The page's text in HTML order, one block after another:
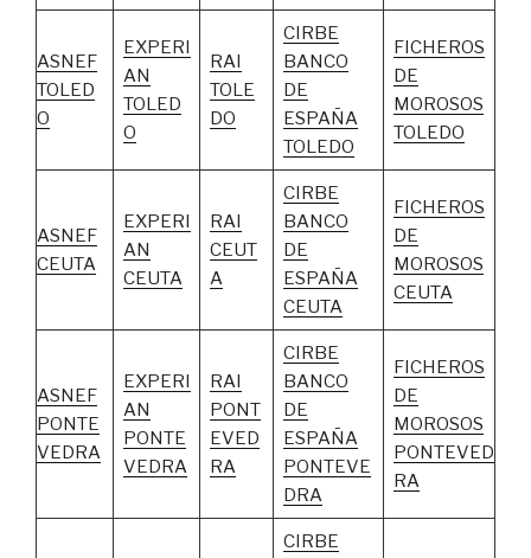
ASNEF
TOLED
O
EXPERI
AN
TOLED
O
RAI
TOLE
DO
CIRBE
BANCO
DE
ESPAÑA
TOLEDO
FICHEROS
DE
MOROSOS
TOLEDO
ASNEF
CEUTA
EXPERI
AN
CEUTA
RAI
CEUT
A
CIRBE
BANCO
DE
ESPAÑA
CEUTA
FICHEROS
DE
MOROSOS
CEUTA
ASNEF
PONTE
VEDRA
EXPERI
AN
PONTE
VEDRA
RAI
PONT
EVED
RA
CIRBE
BANCO
DE
ESPAÑA
PONTEVE
DRA
FICHEROS
DE
MOROSOS
PONTEVED
RA
CIRBE